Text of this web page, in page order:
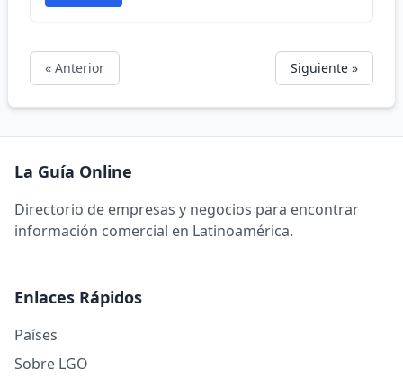
« Anterior Siguiente »
La Guía Online
Directorio de empresas y negocios para encontrar
información comercial en Latinoamérica.
Enlaces Rápidos
Países
Sobre LGO